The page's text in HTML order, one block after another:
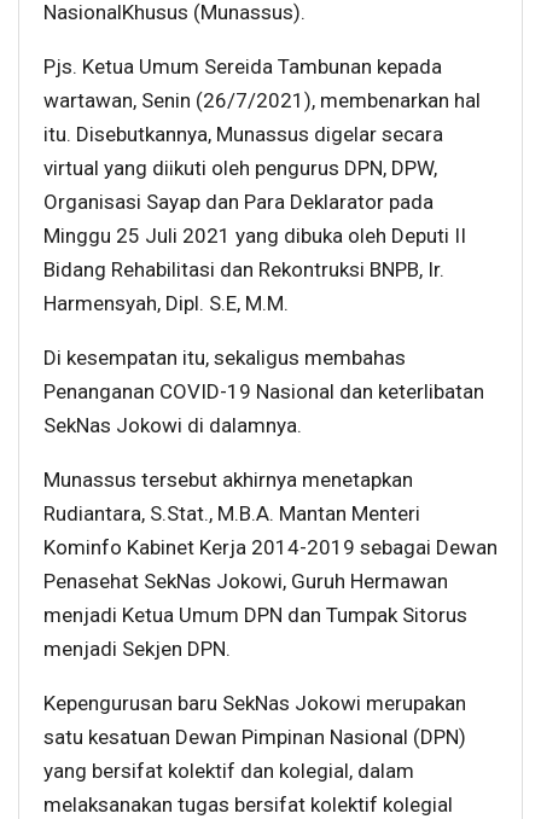
NasionalKhusus (Munassus).
Pjs. Ketua Umum Sereida Tambunan kepada
wartawan, Senin (26/7/2021), membenarkan hal
itu. Disebutkannya, Munassus digelar secara
virtual yang diikuti oleh pengurus DPN, DPW,
Organisasi Sayap dan Para Deklarator pada
Minggu 25 Juli 2021 yang dibuka oleh Deputi II
Bidang Rehabilitasi dan Rekontruksi BNPB, Ir.
Harmensyah, Dipl. S.E, M.M.
Di kesempatan itu, sekaligus membahas
Penanganan COVID-19 Nasional dan keterlibatan
SekNas Jokowi di dalamnya.
Munassus tersebut akhirnya menetapkan
Rudiantara, S.Stat., M.B.A. Mantan Menteri
Kominfo Kabinet Kerja 2014-2019 sebagai Dewan
Penasehat SekNas Jokowi, Guruh Hermawan
menjadi Ketua Umum DPN dan Tumpak Sitorus
menjadi Sekjen DPN.
Kepengurusan baru SekNas Jokowi merupakan
satu kesatuan Dewan Pimpinan Nasional (DPN)
yang bersifat kolektif dan kolegial, dalam
melaksanakan tugas bersifat kolektif kolegial